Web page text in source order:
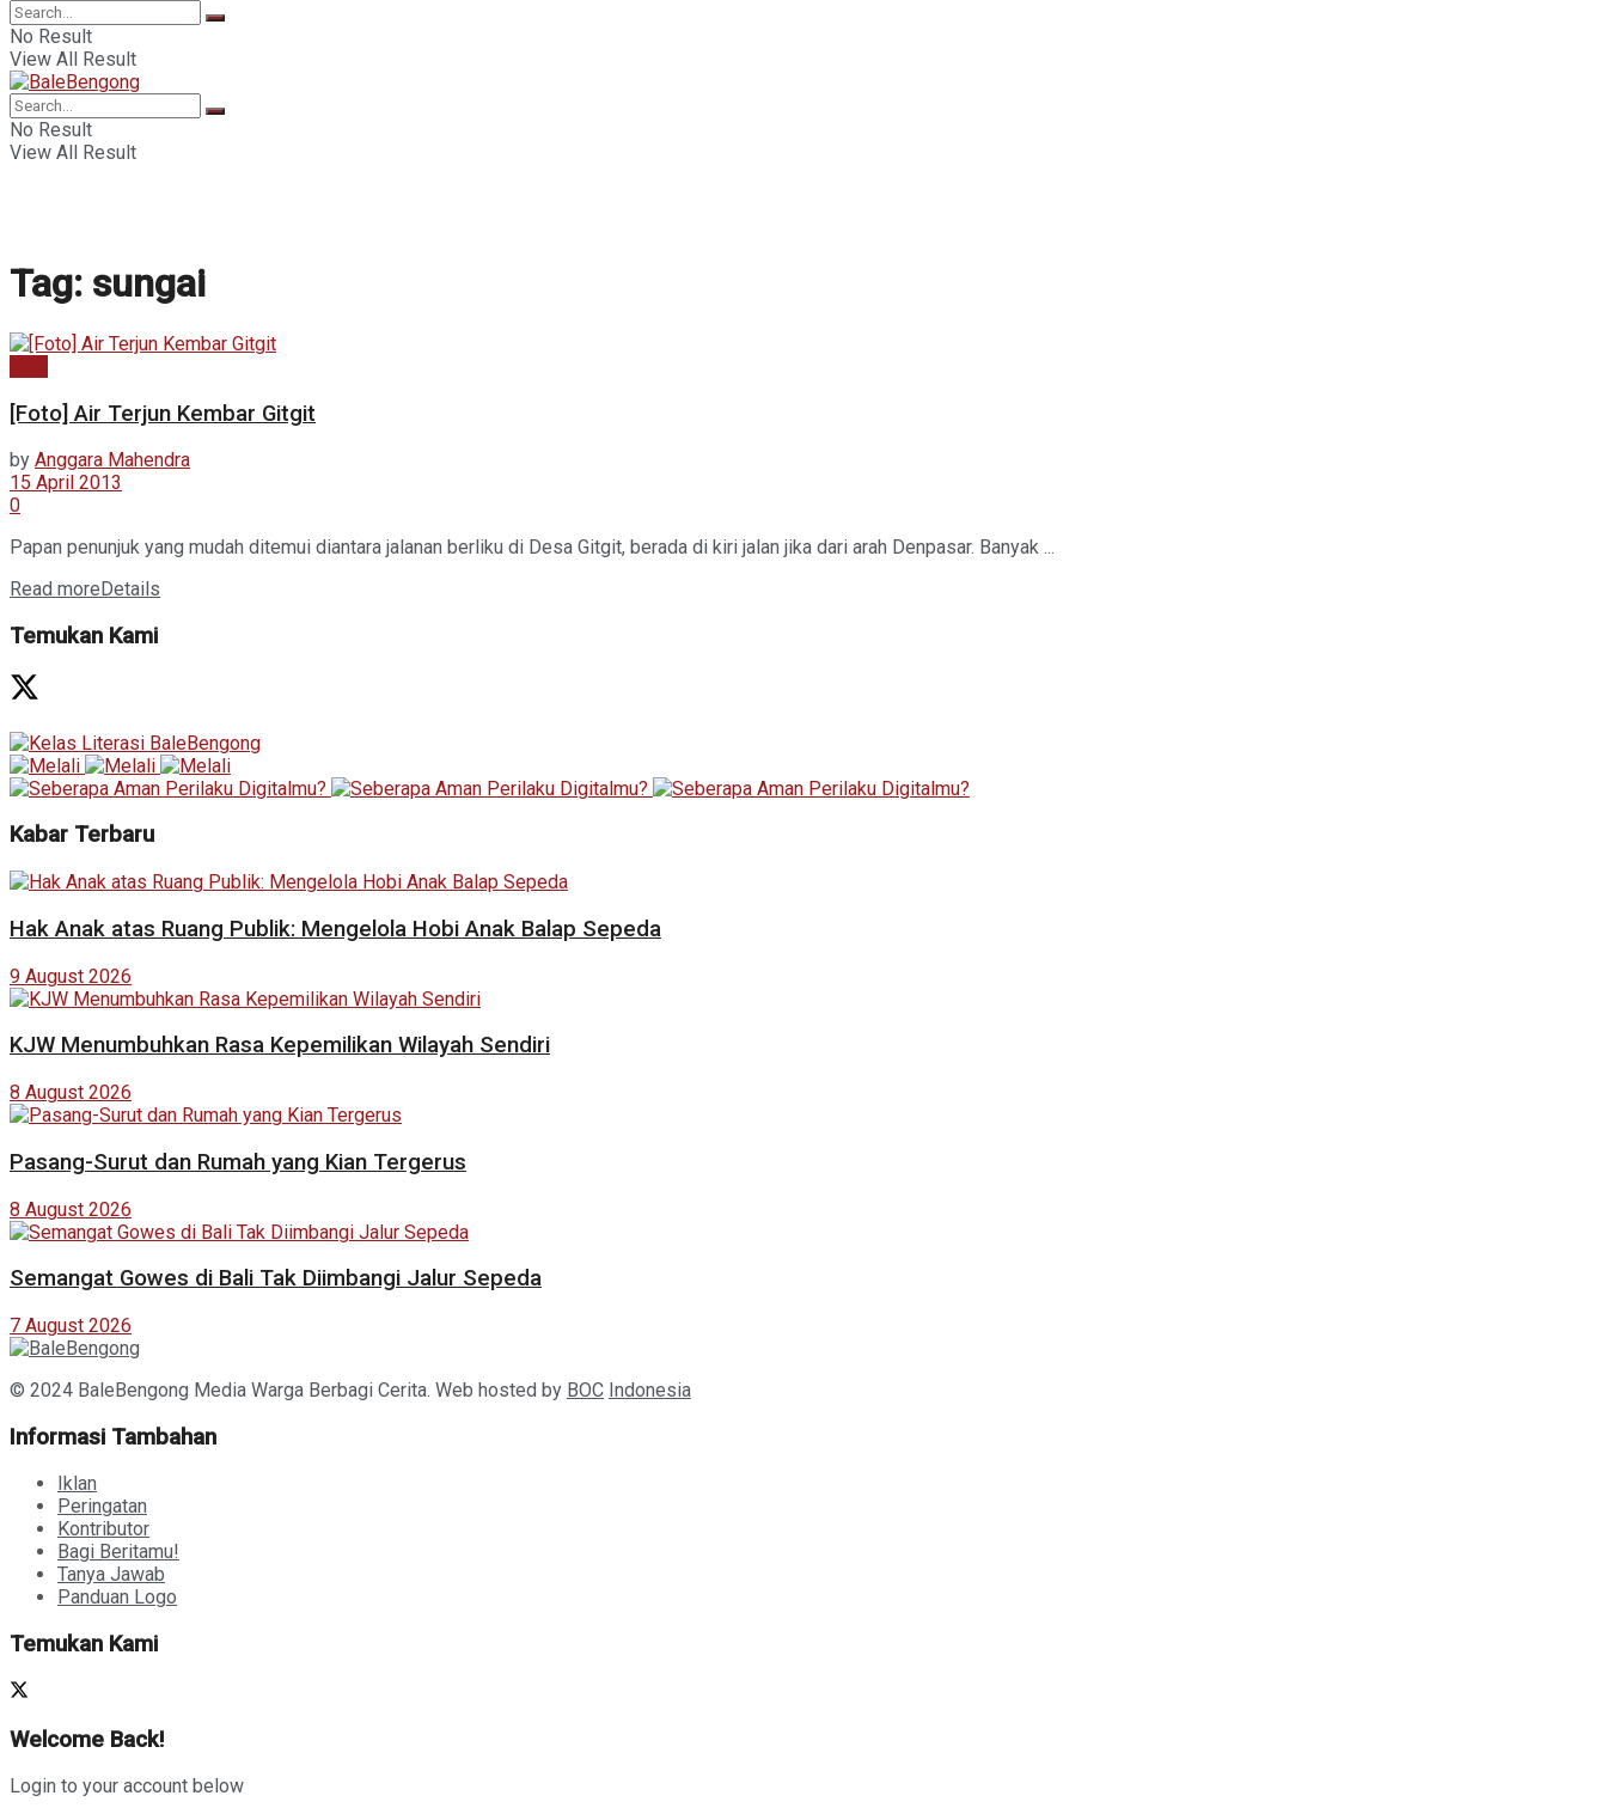
No Result
View All Result
No Result
View All Result
Tag: sungai
[Foto] Air Terjun Kembar Gitgit
by Anggara Mahendra
15 April 2013
0
Papan penunjuk yang mudah ditemui diantara jalanan berliku di Desa Gitgit, berada di kiri jalan jika dari arah Denpasar. Banyak ...
Read more Details
Temukan Kami
Kabar Terbaru
Hak Anak atas Ruang Publik: Mengelola Hobi Anak Balap Sepeda
9 August 2026
KJW Menumbuhkan Rasa Kepemilikan Wilayah Sendiri
8 August 2026
Pasang-Surut dan Rumah yang Kian Tergerus
8 August 2026
Semangat Gowes di Bali Tak Diimbangi Jalur Sepeda
7 August 2026
© 2024 BaleBengong Media Warga Berbagi Cerita. Web hosted by BOC Indonesia
Informasi Tambahan
Iklan
Peringatan
Kontributor
Bagi Beritamu!
Tanya Jawab
Panduan Logo
Temukan Kami
Welcome Back!
Login to your account below